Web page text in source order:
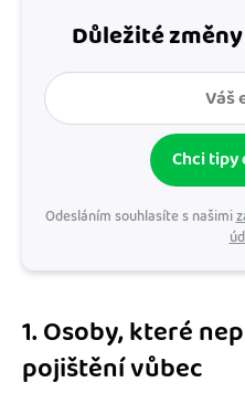
Důležité
Chci tipy
Odesláním souhlasíte s našimi
1. Osoby, které
pojištění vůbec